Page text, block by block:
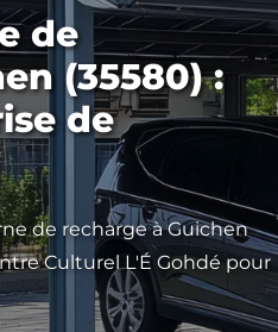
de
(35580) :
de
de recharge à Guichen
Culturel L'É Gohdé pour